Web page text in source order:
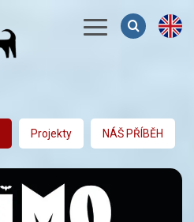
Menu
Projekty NÁŠ PŘÍBĚH